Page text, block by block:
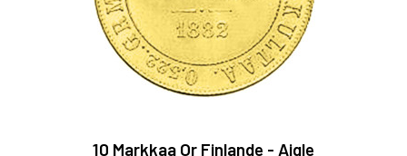
10 Markkaa Or Finlande - Aigle